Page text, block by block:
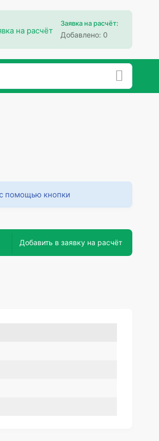
Заявка на расчёт:
Добавлено: 0
помощью кнопки
Добавить в заявку на расчёт